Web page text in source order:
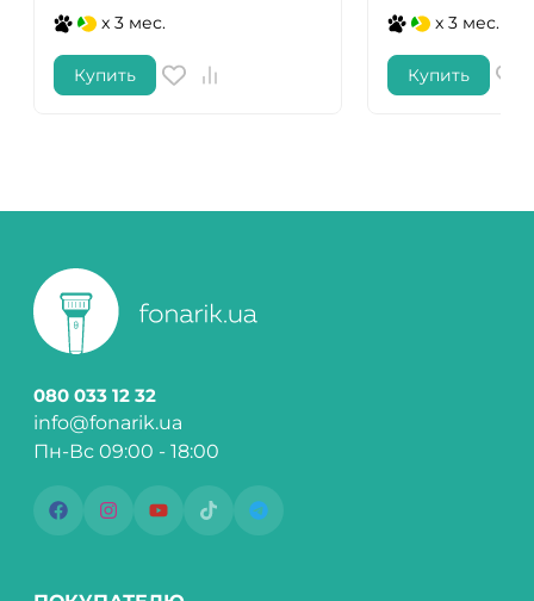
x 3 мес.
Купить
x 3 мес.
Купить
080 033 12 32
info@fonarik.ua
Пн-Вс 09:00 - 18:00